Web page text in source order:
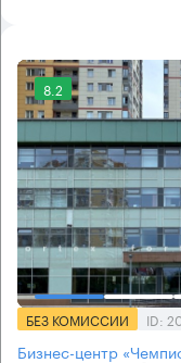
8.2
БЕЗ КОМИССИИ ID:
Бизнес-центр